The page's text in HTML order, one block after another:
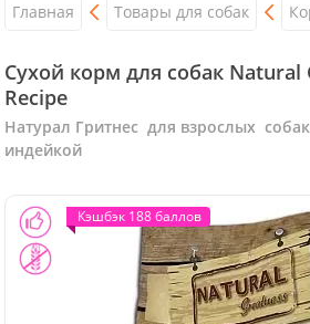
Главная Товары для собак
Сухой корм для собак Natural
Recipe
Натурал Гритнес для взрослых
индейкой
Кэшбэк 188 баллов